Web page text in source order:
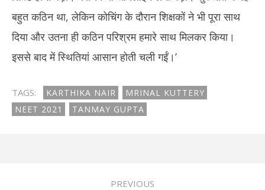
बहुत कठिन था, लेकिन कोचिंग के दौरान शिक्षकों ने भी पूरा साथ
दिया और उतना ही कठिन परिश्रम हमारे साथ मिलकर किया।
इससे बाद में स्थितियां आसान होती चली गईं।’
TAGS: KARTHIKA NAIR
MRINAL KUTTERY
NEET 2021
TANMAY GUPTA
PREVIOUS